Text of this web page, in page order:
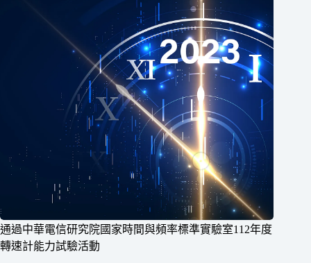
通過中華電信研究院國家時間與頻率標準實驗室112年度
轉速計能力試驗活動